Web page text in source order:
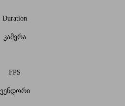
Duration
კამერა
FPS
ვენდორი